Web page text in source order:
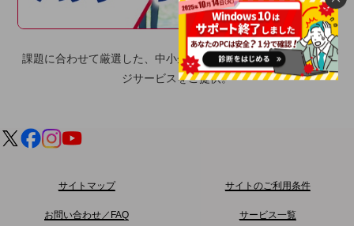
お知らせ
社外からの評価実績
サステナビリティ基本方針
サステナビリティレポート
ダイバーシティ
課題に合わせて厳選した、中小企業のお客さま向けのパッケー
ジサービスをご提供。
サイトマップ サイトのご利用条件
お問い合わせ／FAQ サービス一覧